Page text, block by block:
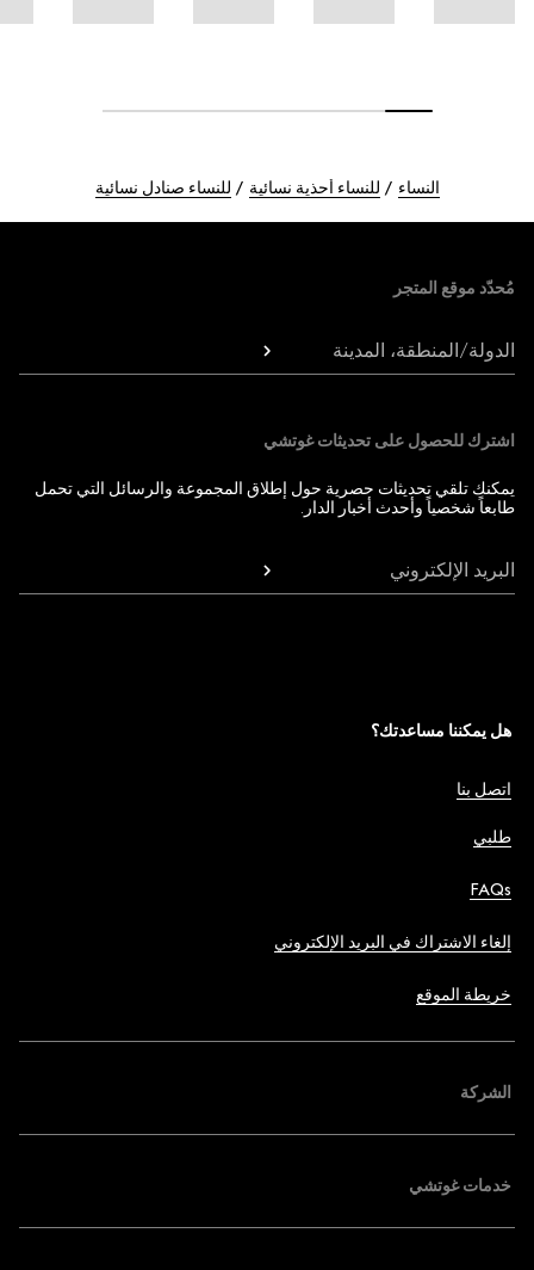
النساء للنساء أحذية نسائية للنساء صنادل نسائية
مُحدّد موقع المتجر
الدولة/المنطقة، المدينة
اشترك للحصول على تحديثات غوتشي
يمكنك تلقي تحديثات حصرية حول إطلاق المجموعة والرسائل التي تحمل
طابعاً شخصياً وأحدث أخبار الدار.
البريد الإلكتروني
هل يمكننا مساعدتك؟
اتصل بنا
طلبي
FAQs
إلغاء الاشتراك في البريد الإلكتروني
خريطة الموقع
الشركة
خدمات غوتشي